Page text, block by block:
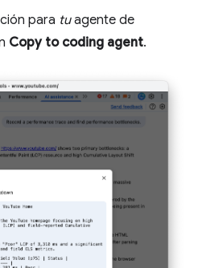
para tuagente de
Copy to coding agent.